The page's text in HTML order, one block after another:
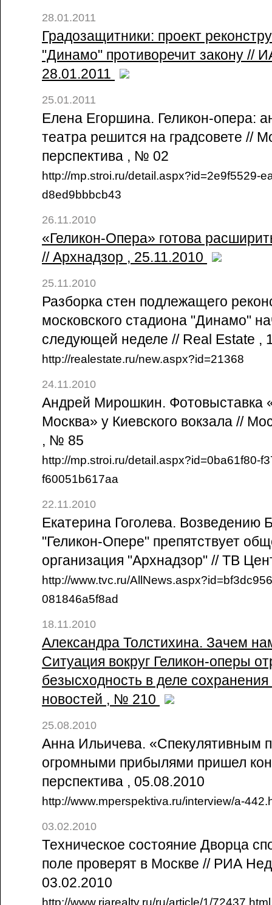
28.01.2011
Градозащитники: проект
"Динамо" противоречит закону //
28.01.2011
25.01.2011
Елена Егоршина. Геликон-опера:
театра решится на градсовете //
перспектива , № 02
http://mp.stroi.ru/detail.aspx?id=2e9f5529-
d8ed9bbbcb43
26.11.2010
«Геликон-Опера» готова
// Архнадзор , 25.11.2010
25.11.2010
Разборка стен подлежащего
московского стадиона "Динамо"
следующей неделе // Real Estate ,
http://realestate.ru/new.aspx?id=21368
24.11.2010
Андрей Мирошкин. Фотовыставка
Москва» у Киевского вокзала //
, № 85
http://mp.stroi.ru/detail.aspx?id=0ba61f80-
f60051b617aa
22.11.2010
Екатерина Гоголева. Возведению
"Геликон-Опере" препятствует
организация "Архнадзор" // ТВ
http://www.tvc.ru/
081846a5f8ad
18.11.2010
Александра Толстихина. Зачем
Ситуация вокруг Геликон-оперы
безысходность в деле
новостей , № 210
25.08.2010
Анна Ильичева. «Спекулятивным
огромными прибылями пришел
перспектива , 05.08.2010
http://www.mperspektiva.ru/interview/a-
03.02.2010
Техническое состояние Дворца
поле проверят в Москве // РИА
03.02.2010
http://www.riarealty.ru/ru/article/1/72437.html